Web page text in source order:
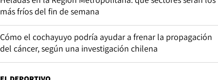
más fríos del fin de semana
Cómo el cochayuyo podría ayudar a frenar la propagación
del cáncer, según una investigación chilena